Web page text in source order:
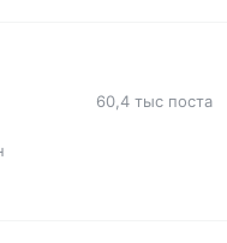
60,4 тыс поста